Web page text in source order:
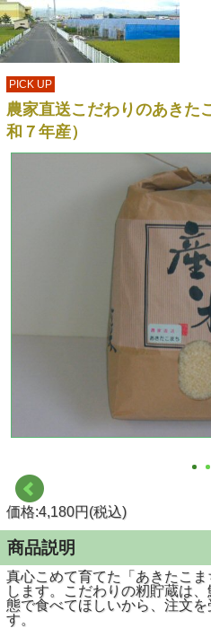
PICK UP
農家直送こだわりのあき
和７年産）
価格:4,180円(税込)
商品説明
真心こめて育てた「あきたこ
します。こだわりの籾貯蔵は
態で食べてほしいから、注文
す。